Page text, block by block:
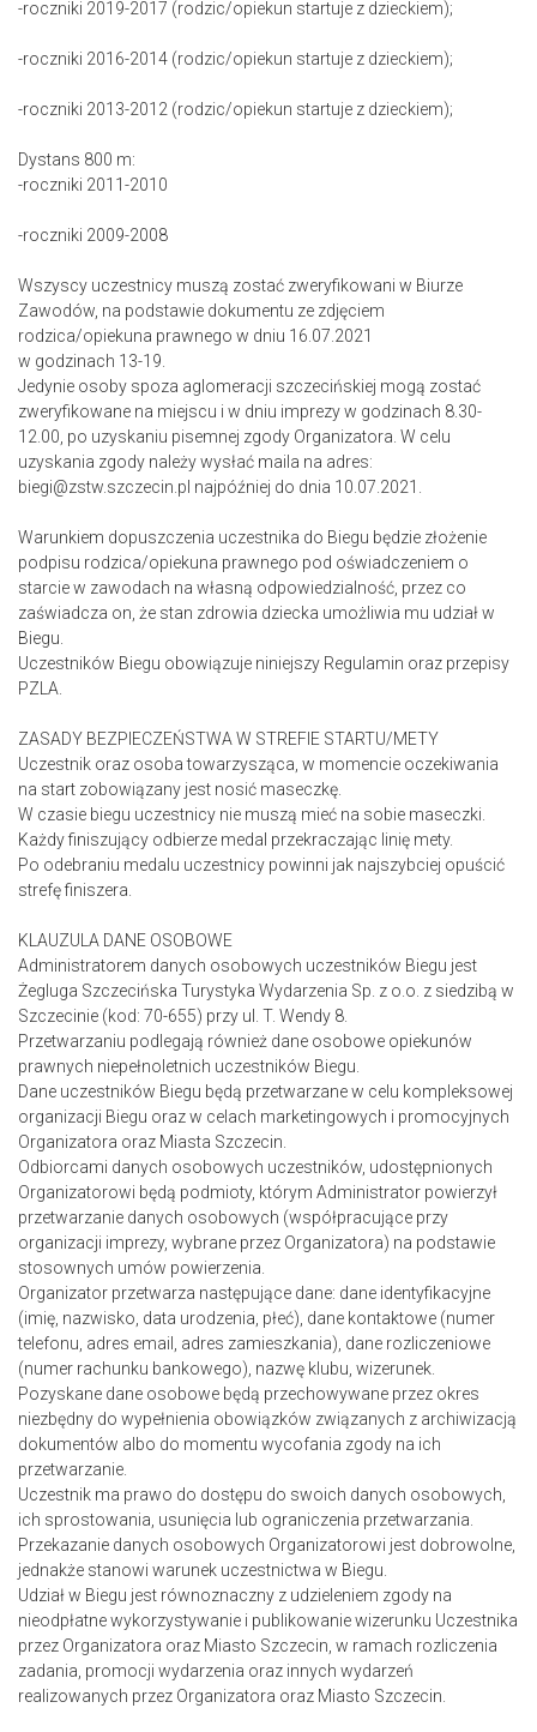
-roczniki 2019-2017 (rodzic/opiekun startuje z dzieckiem);
-roczniki 2016-2014 (rodzic/opiekun startuje z dzieckiem);
-roczniki 2013-2012 (rodzic/opiekun startuje z dzieckiem);
Dystans 800 m:
-roczniki 2011-2010
-roczniki 2009-2008
Wszyscy uczestnicy muszą zostać zweryfikowani w Biurze
Zawodów, na podstawie dokumentu ze zdjęciem
rodzica/opiekuna prawnego w dniu 16.07.2021
w godzinach 13-19.
Jedynie osoby spoza aglomeracji szczecińskiej mogą zostać
zweryfikowane na miejscu i w dniu imprezy w godzinach 8.30-
12.00, po uzyskaniu pisemnej zgody Organizatora. W celu
uzyskania zgody należy wysłać maila na adres:
biegi@zstw.szczecin.pl najpóźniej do dnia 10.07.2021.
Warunkiem dopuszczenia uczestnika do Biegu będzie złożenie
podpisu rodzica/opiekuna prawnego pod oświadczeniem o
starcie w zawodach na własną odpowiedzialność, przez co
zaświadcza on, że stan zdrowia dziecka umożliwia mu udział w
Biegu.
Uczestników Biegu obowiązuje niniejszy Regulamin oraz przepisy
PZLA.
ZASADY BEZPIECZEŃSTWA W STREFIE STARTU/METY
Uczestnik oraz osoba towarzysząca, w momencie oczekiwania
na start zobowiązany jest nosić maseczkę.
W czasie biegu uczestnicy nie muszą mieć na sobie maseczki.
Każdy finiszujący odbierze medal przekraczając linię mety.
Po odebraniu medalu uczestnicy powinni jak najszybciej opuścić
strefę finiszera.
KLAUZULA DANE OSOBOWE
Administratorem danych osobowych uczestników Biegu jest
Żegluga Szczecińska Turystyka Wydarzenia Sp. z o.o. z siedzibą w
Szczecinie (kod: 70-655) przy ul. T. Wendy 8.
Przetwarzaniu podlegają również dane osobowe opiekunów
prawnych niepełnoletnich uczestników Biegu.
Dane uczestników Biegu będą przetwarzane w celu kompleksowej
organizacji Biegu oraz w celach marketingowych i promocyjnych
Organizatora oraz Miasta Szczecin.
Odbiorcami danych osobowych uczestników, udostępnionych
Organizatorowi będą podmioty, którym Administrator powierzył
przetwarzanie danych osobowych (współpracujące przy
organizacji imprezy, wybrane przez Organizatora) na podstawie
stosownych umów powierzenia.
Organizator przetwarza następujące dane: dane identyfikacyjne
(imię, nazwisko, data urodzenia, płeć), dane kontaktowe (numer
telefonu, adres email, adres zamieszkania), dane rozliczeniowe
(numer rachunku bankowego), nazwę klubu, wizerunek.
Pozyskane dane osobowe będą przechowywane przez okres
niezbędny do wypełnienia obowiązków związanych z archiwizacją
dokumentów albo do momentu wycofania zgody na ich
przetwarzanie.
Uczestnik ma prawo do dostępu do swoich danych osobowych,
ich sprostowania, usunięcia lub ograniczenia przetwarzania.
Przekazanie danych osobowych Organizatorowi jest dobrowolne,
jednakże stanowi warunek uczestnictwa w Biegu.
Udział w Biegu jest równoznaczny z udzieleniem zgody na
nieodpłatne wykorzystywanie i publikowanie wizerunku Uczestnika
przez Organizatora oraz Miasto Szczecin, w ramach rozliczenia
zadania, promocji wydarzenia oraz innych wydarzeń
realizowanych przez Organizatora oraz Miasto Szczecin.